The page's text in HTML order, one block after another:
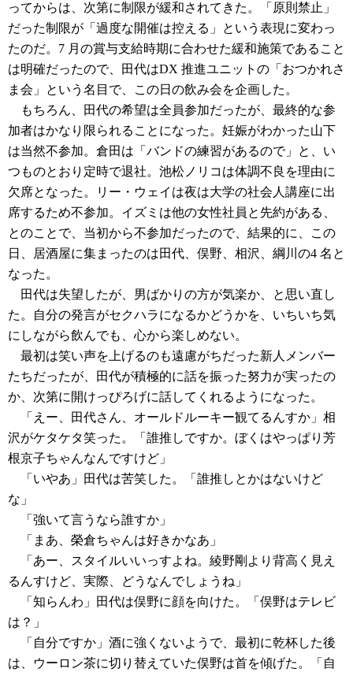
ってからは、次第に制限が緩和されてきた。「原則禁止」
だった制限が「過度な開催は控える」という表現に変わっ
たのだ。7 月の賞与支給時期に合わせた緩和施策であること
は明確だったので、田代はDX 推進ユニットの「おつかれさ
ま会」という名目で、この日の飲み会を企画した。
もちろん、田代の希望は全員参加だったが、最終的な参
加者はかなり限られることになった。妊娠がわかった山下
は当然不参加。倉田は「バンドの練習があるので」と、い
つものとおり定時で退社。池松ノリコは体調不良を理由に
欠席となった。リー・ウェイは夜は大学の社会人講座に出
席するため不参加。イズミは他の女性社員と先約がある、
とのことで、当初から不参加だったので、結果的に、この
日、居酒屋に集まったのは田代、俣野、相沢、綱川の4 名と
なった。
田代は失望したが、男ばかりの方が気楽か、と思い直し
た。自分の発言がセクハラになるかどうかを、いちいち気
にしながら飲んでも、心から楽しめない。
最初は笑い声を上げるのも遠慮がちだった新人メンバー
たちだったが、田代が積極的に話を振った努力が実ったの
か、次第に開けっぴろげに話してくれるようになった。
「えー、田代さん、オールドルーキー観てるんすか」相
沢がケタケタ笑った。「誰推しですか。ぼくはやっぱり芳
根京子ちゃんなんですけど」
「いやあ」田代は苦笑した。「誰推しとかはないけど
な」
「強いて言うなら誰すか」
「まあ、榮倉ちゃんは好きかなあ」
「あー、スタイルいいっすよね。綾野剛より背高く見え
るんすけど、実際、どうなんでしょうね」
「知らんわ」田代は俣野に顔を向けた。「俣野はテレビ
は？」
「自分ですか」酒に強くないようで、最初に乾杯した後
は、ウーロン茶に切り替えていた俣野は首を傾げた。「自